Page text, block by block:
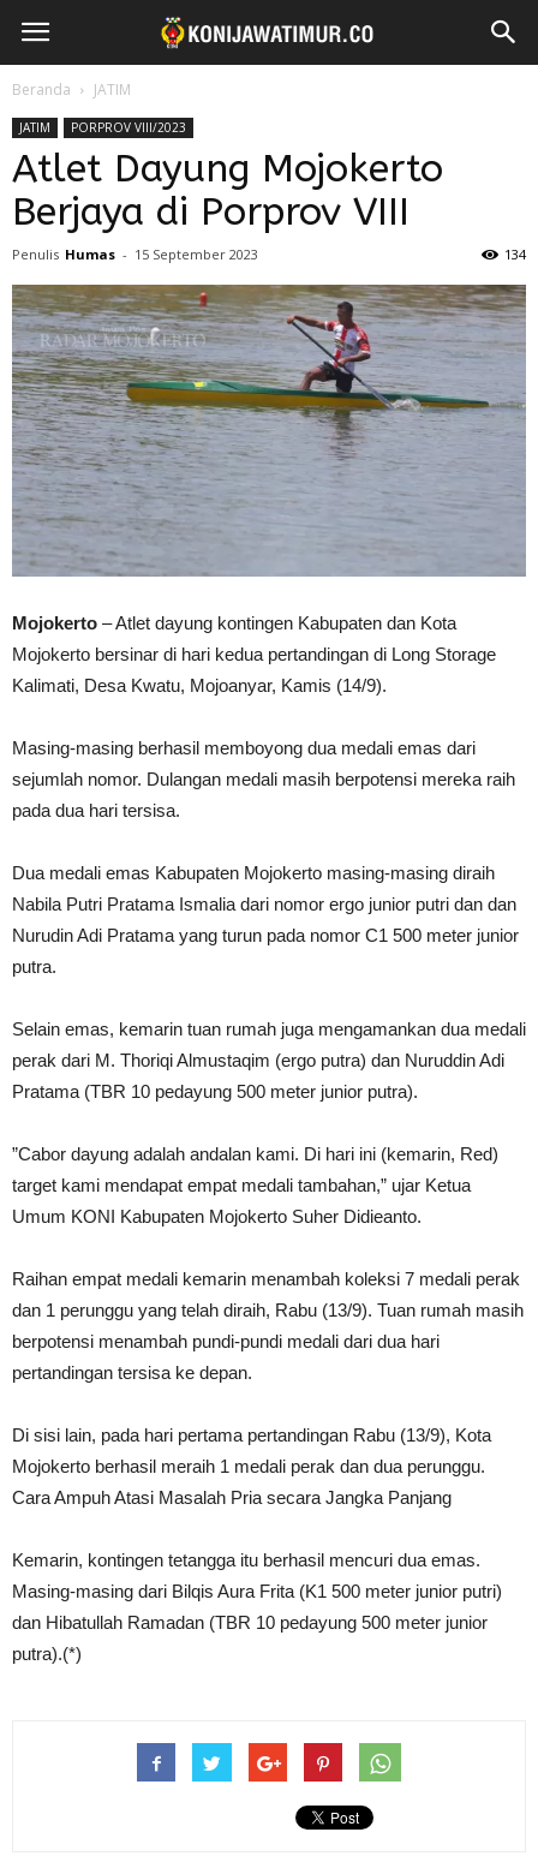
Beranda JATIM
JATIM PORPROV VIII/2023
Atlet Dayung Mojokerto
Berjaya di Porprov VIII
Penulis Humas - 15 September 2023 134
Mojokerto – Atlet dayung kontingen Kabupaten dan Kota
Mojokerto bersinar di hari kedua pertandingan di Long Storage
Kalimati, Desa Kwatu, Mojoanyar, Kamis (14/9).
Masing-masing berhasil memboyong dua medali emas dari
sejumlah nomor. Dulangan medali masih berpotensi mereka raih
pada dua hari tersisa.
Dua medali emas Kabupaten Mojokerto masing-masing diraih
Nabila Putri Pratama Ismalia dari nomor ergo junior putri dan dan
Nurudin Adi Pratama yang turun pada nomor C1 500 meter junior
putra.
Selain emas, kemarin tuan rumah juga mengamankan dua medali
perak dari M. Thoriqi Almustaqim (ergo putra) dan Nuruddin Adi
Pratama (TBR 10 pedayung 500 meter junior putra).
”Cabor dayung adalah andalan kami. Di hari ini (kemarin, Red)
target kami mendapat empat medali tambahan,” ujar Ketua
Umum KONI Kabupaten Mojokerto Suher Didieanto.
Raihan empat medali kemarin menambah koleksi 7 medali perak
dan 1 perunggu yang telah diraih, Rabu (13/9). Tuan rumah masih
berpotensi menambah pundi-pundi medali dari dua hari
pertandingan tersisa ke depan.
Di sisi lain, pada hari pertama pertandingan Rabu (13/9), Kota
Mojokerto berhasil meraih 1 medali perak dan dua perunggu.
Cara Ampuh Atasi Masalah Pria secara Jangka Panjang
Kemarin, kontingen tetangga itu berhasil mencuri dua emas.
Masing-masing dari Bilqis Aura Frita (K1 500 meter junior putri)
dan Hibatullah Ramadan (TBR 10 pedayung 500 meter junior
putra).(*)